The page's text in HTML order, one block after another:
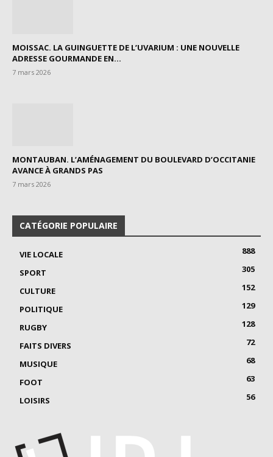
MOISSAC. LA GUINGUETTE DE L’UVARIUM : UNE NOUVELLE
ADRESSE GOURMANDE EN...
7 mars 2026
MONTAUBAN. L’AMÉNAGEMENT DU BOULEVARD D’OCCITANIE
AVANCE À GRANDS PAS
7 mars 2026
CATÉGORIE POPULAIRE
VIE LOCALE
888
SPORT
305
CULTURE
152
POLITIQUE
129
RUGBY
128
FAITS DIVERS
72
MUSIQUE
68
FOOT
63
LOISIRS
56